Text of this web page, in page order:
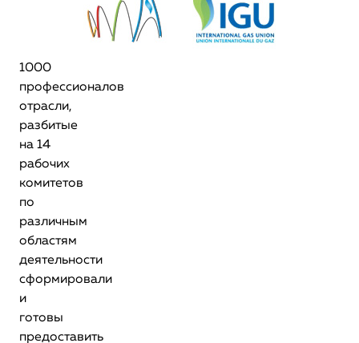
1000
профессионалов
отрасли,
разбитые
на 14
рабочих
комитетов
по
различным
областям
деятельности
сформировали
и
готовы
предоставить